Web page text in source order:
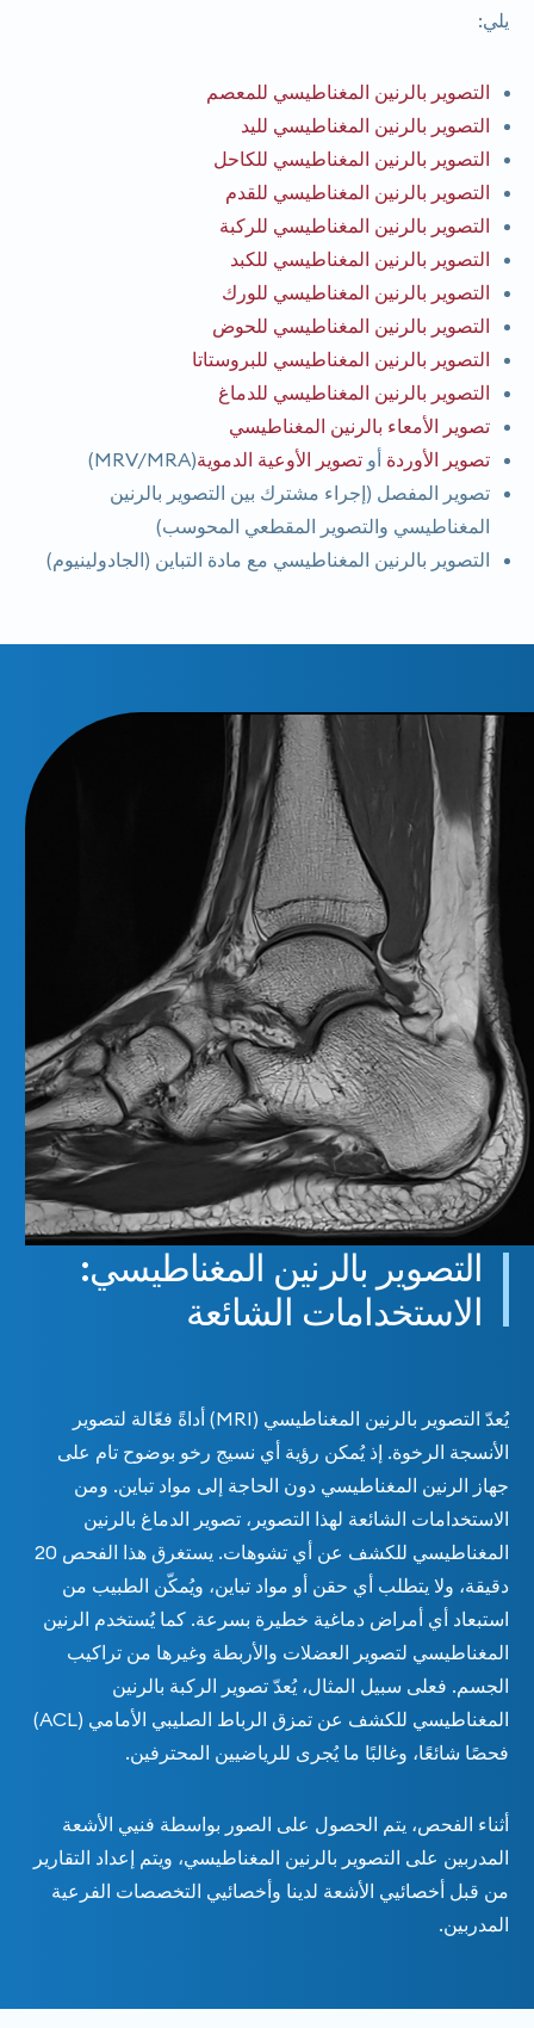
يلي:
التصوير بالرنين المغناطيسي للمعصم
التصوير بالرنين المغناطيسي لليد
التصوير بالرنين المغناطيسي للكاحل
التصوير بالرنين المغناطيسي للقدم
التصوير بالرنين المغناطيسي للركبة
التصوير بالرنين المغناطيسي للكبد
التصوير بالرنين المغناطيسي للورك
التصوير بالرنين المغناطيسي للحوض
التصوير بالرنين المغناطيسي للبروستاتا
التصوير بالرنين المغناطيسي للدماغ
تصوير الأمعاء بالرنين المغناطيسي
تصوير الأوردة أوتصوير الأوعية الدموية(MRV/MRA)
تصوير المفصل (إجراء مشترك بين التصوير بالرنين
المغناطيسي والتصوير المقطعي المحوسب)
التصوير بالرنين المغناطيسي مع مادة التباين (الجادولينيوم)
التصوير بالرنين المغناطيسي:
الاستخدامات الشائعة
يُعدّ التصوير بالرنين المغناطيسي (MRI) أداةً فعّالة لتصوير
الأنسجة الرخوة. إذ يُمكن رؤية أي نسيج رخو بوضوح تام على
جهاز الرنين المغناطيسي دون الحاجة إلى مواد تباين. ومن
الاستخدامات الشائعة لهذا التصوير، تصوير الدماغ بالرنين
المغناطيسي للكشف عن أي تشوهات. يستغرق هذا الفحص 20
دقيقة، ولا يتطلب أي حقن أو مواد تباين، ويُمكّن الطبيب من
استبعاد أي أمراض دماغية خطيرة بسرعة. كما يُستخدم الرنين
المغناطيسي لتصوير العضلات والأربطة وغيرها من تراكيب
الجسم. فعلى سبيل المثال، يُعدّ تصوير الركبة بالرنين
المغناطيسي للكشف عن تمزق الرباط الصليبي الأمامي (ACL)
فحصًا شائعًا، وغالبًا ما يُجرى للرياضيين المحترفين.
أثناء الفحص، يتم الحصول على الصور بواسطة فنيي الأشعة
المدربين على التصوير بالرنين المغناطيسي، ويتم إعداد التقارير
من قبل أخصائيي الأشعة لدينا وأخصائيي التخصصات الفرعية
المدربين.